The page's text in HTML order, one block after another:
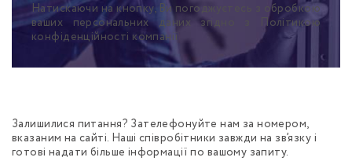
Натискаючи на кнопку, Ви погоджуєтесь з обробкою
ваших персональних даних згідно з Політикою
конфіденційності компанії
Залишилися питання? Зателефонуйте нам за номером,
вказаним на сайті. Наші співробітники завжди на зв’язку і
готові надати більше інформації по вашому запиту.